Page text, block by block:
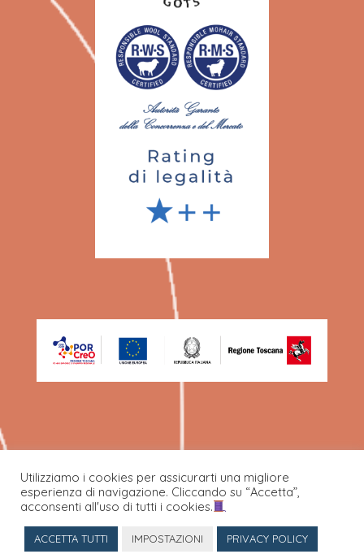
©Ecafil Best SPA 2022.
Utilizziamo i cookies per assicurarti una migliore
esperienza di navigazione. Cliccando su “Accetta”,
acconsenti all'uso di tutti i cookies.
ACCETTA TUTTI IMPOSTAZIONI PRIVACY POLICY